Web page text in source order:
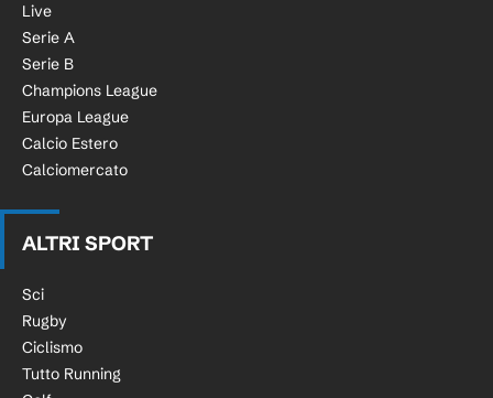
Live
Serie A
Serie B
Champions League
Europa League
Calcio Estero
Calciomercato
ALTRI SPORT
Sci
Rugby
Ciclismo
Tutto Running